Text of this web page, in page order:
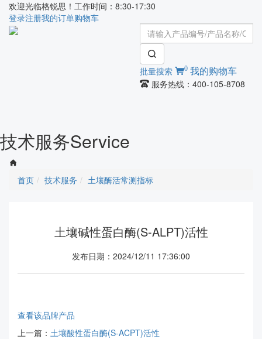
欢迎光临格锐思！工作时间：8:30-17:30
登录注册我的订单购物车
批量搜索 0 我的购物车
服务热线：400-105-8708
技术服务Service
首页 技术服务 土壤酶活常测指标
土壤碱性蛋白酶(S-ALPT)活性
发布日期：2024/12/11 17:36:00
查看该品牌产品
上一篇： 土壤酸性蛋白酶(S-ACPT)活性